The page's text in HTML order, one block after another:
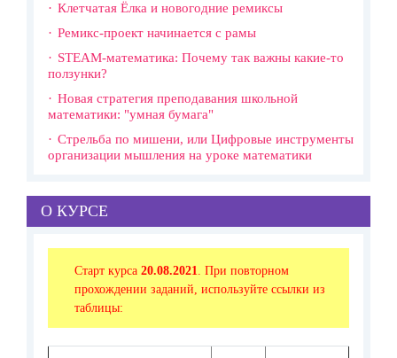
Клетчатая Ёлка и новогодние ремиксы
Ремикс-проект начинается с рамы
STEAM-математика: Почему так важны какие-то
ползунки?
Новая стратегия преподавания школьной
математики: "умная бумага"
Стрельба по мишени, или Цифровые инструменты
организации мышления на уроке математики
О КУРСЕ
Старт курса 20.08.2021. При повторном
прохождении заданий, используйте ссылки из
таблицы: